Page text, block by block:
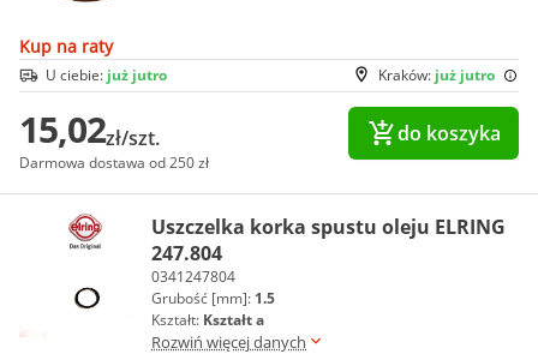
Kup na raty
Kraków: już jutro
U ciebie: już jutro
15,02zł/szt.
Darmowa dostawa od 250 zł
do koszyka
Uszczelka korka spustu oleju ELRING
247.804
0341247804
Grubość [mm]: 1.5
Kształt: Kształt a
Rozwiń więcej danych